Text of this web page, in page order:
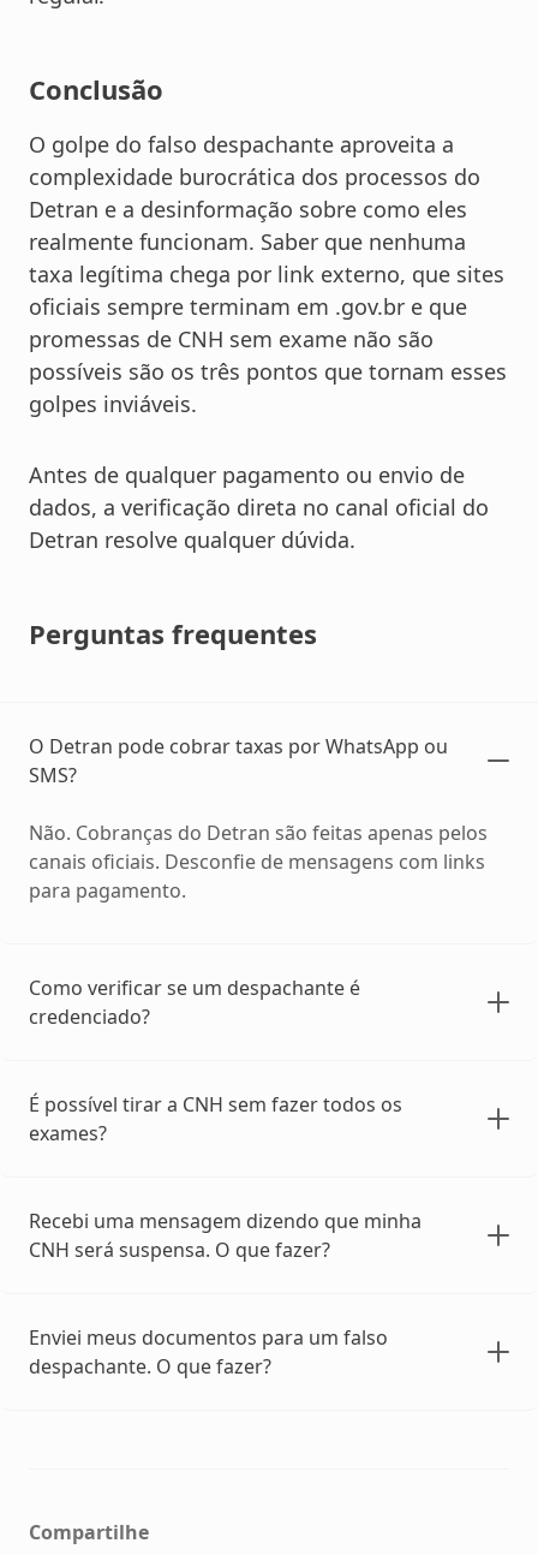
Conclusão
O golpe do falso despachante aproveita a
complexidade burocrática dos processos do
Detran e a desinformação sobre como eles
realmente funcionam. Saber que nenhuma
taxa legítima chega por link externo, que sites
oficiais sempre terminam em .gov.br e que
promessas de CNH sem exame não são
possíveis são os três pontos que tornam esses
golpes inviáveis.
Antes de qualquer pagamento ou envio de
dados, a verificação direta no canal oficial do
Detran resolve qualquer dúvida.
Perguntas frequentes
O Detran pode cobrar taxas por WhatsApp ou
SMS?
Não. Cobranças do Detran são feitas apenas pelos
canais oficiais. Desconfie de mensagens com links
para pagamento.
Como verificar se um despachante é
credenciado?
É possível tirar a CNH sem fazer todos os
exames?
Recebi uma mensagem dizendo que minha
CNH será suspensa. O que fazer?
Enviei meus documentos para um falso
despachante. O que fazer?
Compartilhe